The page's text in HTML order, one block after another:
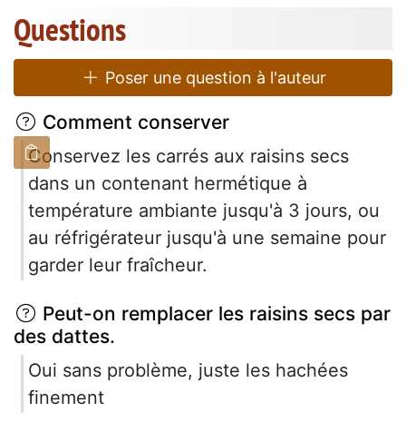
Questions
Poser une question à l'auteur
Comment conserver
Conservez les carrés aux raisins secs
dans un contenant hermétique à
température ambiante jusqu'à 3 jours, ou
au réfrigérateur jusqu'à une semaine pour
garder leur fraîcheur.
Peut-on remplacer les raisins secs par
des dattes.
Oui sans problème, juste les hachées
finement